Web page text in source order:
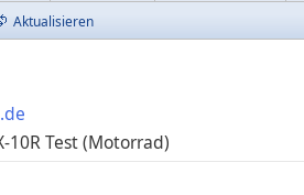
Aktualisieren
10R Test (Motorrad)